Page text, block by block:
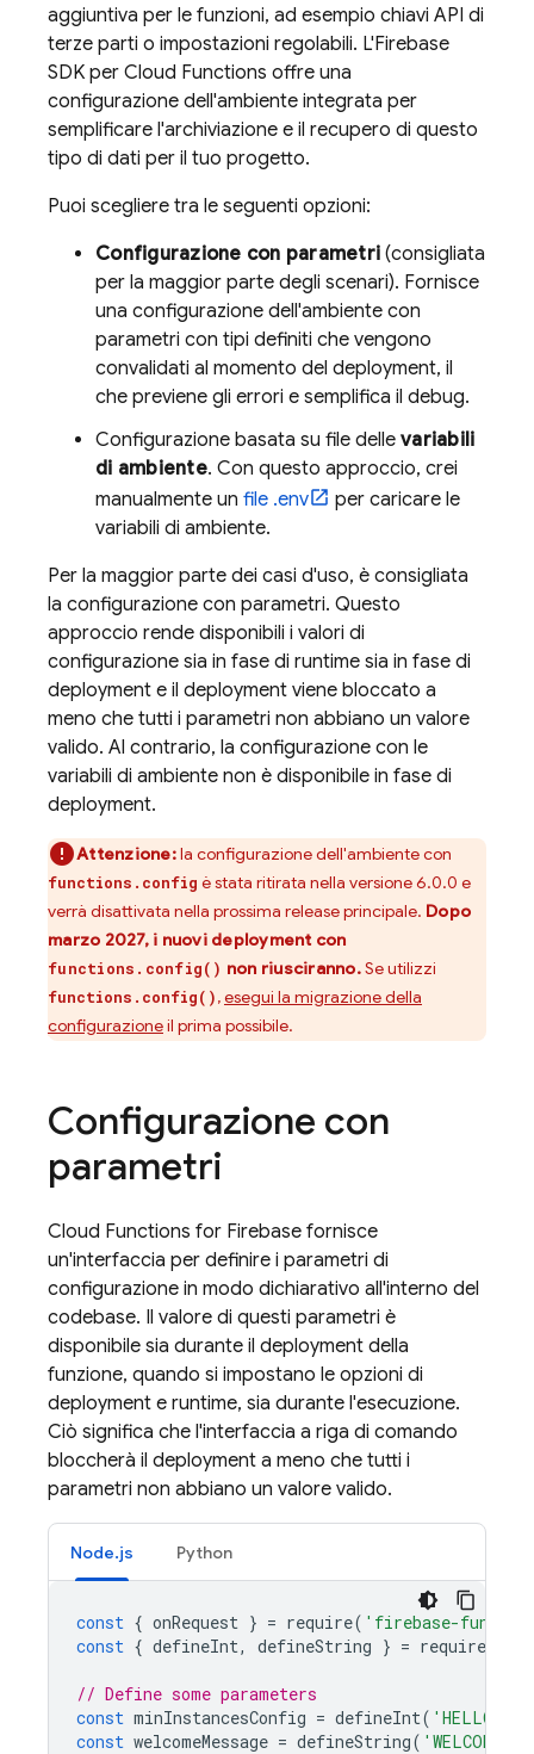
aggiuntiva per le funzioni, ad esempio chiavi API di
terze parti o impostazioni regolabili. L'Firebase
SDK per Cloud Functions offre una
configurazione dell'ambiente integrata per
semplificare l'archiviazione e il recupero di questo
tipo di dati per il tuo progetto.
Puoi scegliere tra le seguenti opzioni:
Configurazione con parametri (consigliata
per la maggior parte degli scenari). Fornisce
una configurazione dell'ambiente con
parametri con tipi definiti che vengono
convalidati al momento del deployment, il
che previene gli errori e semplifica il debug.
Configurazione basata su file delle variabili
di ambiente. Con questo approccio, crei
manualmente un file .env
per caricare le
variabili di ambiente.
Per la maggior parte dei casi d'uso, è consigliata
la configurazione con parametri. Questo
approccio rende disponibili i valori di
configurazione sia in fase di runtime sia in fase di
deployment e il deployment viene bloccato a
meno che tutti i parametri non abbiano un valore
valido. Al contrario, la configurazione con le
variabili di ambiente non è disponibile in fase di
deployment.
Attenzione:la configurazione dell'ambiente con
functions.config è stata ritirata nella versione 6.0.0 e
verrà disattivata nella prossima release principale. Dopo
marzo 2027, i nuovi deployment con
functions.config() non riusciranno.Se utilizzi
functions.config(),esegui la migrazione della
configurazioneil prima possibile.
Configurazione con
parametri
Cloud Functions for Firebase fornisce
un'interfaccia per definire i parametri di
configurazione in modo dichiarativo all'interno del
codebase. Il valore di questi parametri è
disponibile sia durante il deployment della
funzione, quando si impostano le opzioni di
deployment e runtime, sia durante l'esecuzione.
Ciò significa che l'interfaccia a riga di comando
bloccherà il deployment a meno che tutti i
parametri non abbiano un valore valido.
Node.js Python
const { onRequest } = require( 'firebase-
const { defineInt, defineString } = require
// Define some parameters
const minInstancesConfig = defineInt(
const welcomeMessage = defineString(